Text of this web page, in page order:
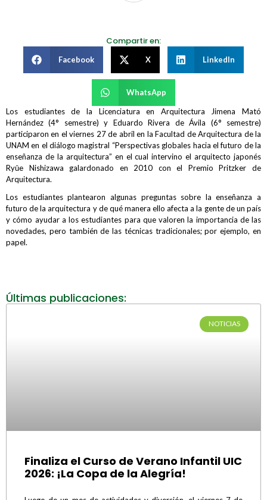
Compartir en:
Facebook X LinkedIn
WhatsApp
Los estudiantes de la Licenciatura en Arquitectura Jimena Mató
Hernández (4° semestre) y Eduardo Rivera de Ávila (6° semestre)
participaron en el viernes 27 de abril en la Facultad de Arquitectura de la
UNAM en el diálogo magistral “Perspectivas globales hacia el futuro de la
enseñanza de la arquitectura” en el cual intervino el arquitecto japonés
Ryūe Nishizawa galardonado en 2010 con el Premio Pritzker de
Arquitectura.
Los estudiantes plantearon algunas preguntas sobre la enseñanza a
futuro de la arquitectura y de qué manera ello afecta a la gente de un país
y cómo ayudar a los estudiantes para que valoren la importancia de las
novedades, pero también de las técnicas tradicionales; por ejemplo, en
papel.
Últimas publicaciones:
NOTICIAS
Finaliza el Curso de Verano Infantil UIC
2026: ¡La Copa de la Alegría!